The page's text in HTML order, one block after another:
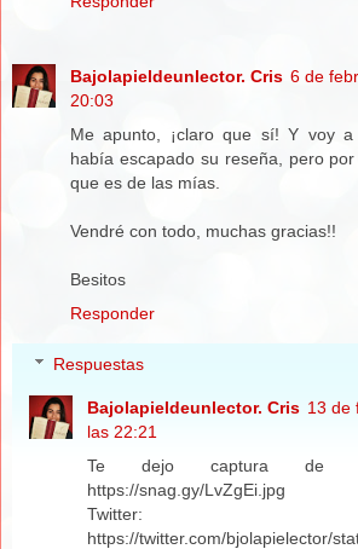
Bajolapieldeunlector. Cris 6 de
20:03
Me apunto, ¡claro que sí! Y voy
había escapado su reseña, pero
que es de las mías.
Vendré con todo, muchas gracias!!
Besitos
Responder
Respuestas
Bajolapieldeunlector. Cris 13 de
las 22:21
Te dejo captura de
https://snag.gy/LvZgEi.jpg
Twitter:
https://twitter.com/bjolapielector/